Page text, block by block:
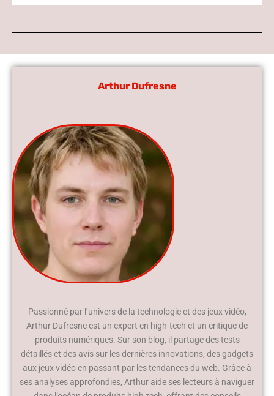
Arthur Dufresne
Passionné par l’univers de la technologie et des jeux vidéo,
Arthur Dufresne est un expert en high-tech et un critique de
produits numériques. Sur son blog, il partage des tests
détaillés et des avis sur les dernières innovations, des gadgets
aux jeux vidéo en passant par les tendances du web. Grâce à
ses analyses approfondies, Arthur aide ses lecteurs à naviguer